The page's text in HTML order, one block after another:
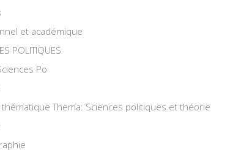
et académique
POLITIQUES
Po
thématique Thema: Sciences politiques et théorie